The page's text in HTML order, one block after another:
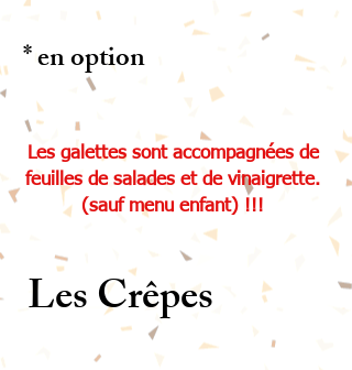
* en option
Les galettes sont accompagnées de
feuilles de salades et de vinaigrette.
(sauf menu enfant) !!!
Les Crêpes